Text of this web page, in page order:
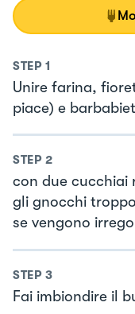
STEP 1
Unire farina,
piace) e
STEP 2
con due cucchiai
gli gnocchi
se vengono
STEP 3
Fai imbiondire il